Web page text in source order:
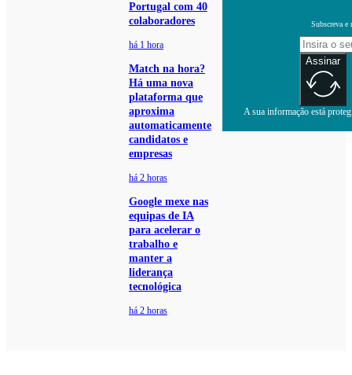
Portugal com 40
colaboradores
há 1 hora
Match na hora?
Há uma nova
plataforma que
aproxima
automaticamente
candidatos e
empresas
há 2 horas
Google mexe nas
equipas de IA
para acelerar o
trabalho e
manter a
liderança
tecnológica
há 2 horas
Subscreva e
Assinar
A sua informação está